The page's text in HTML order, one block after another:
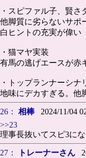
・スピファル子、賢さ
他脚質に劣らないサポ
白ヒントの充実が偉い
・猫マヤ実装
有馬の逃げエースが赤
・トップランナーシナ
地味にデカすぎる。他
26： 相棒2024/11/04
>>23
理事長抜いてスピ3に
27： トレーナーさん